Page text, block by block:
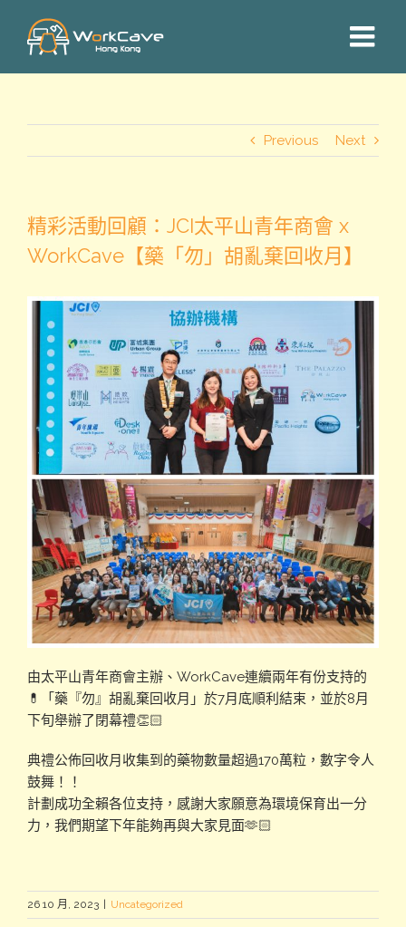
content
Previous Next
精彩活動回顧：JCI太平山青年商會 x
WorkCave【藥「勿」胡亂棄回收月】
由太平山青年商會主辦、WorkCave連續兩年有份支持的
💊「藥『勿』胡亂棄回收月」於7月底順利結束，並於8月
下旬舉辦了閉幕禮👏🏻
典禮公佈回收月收集到的藥物數量超過170萬粒，數字令人
鼓舞！！
計劃成功全賴各位支持，感謝大家願意為環境保育出一分
力，我們期望下年能夠再與大家見面🫶🏻
26 10 月, 2023 Uncategorized